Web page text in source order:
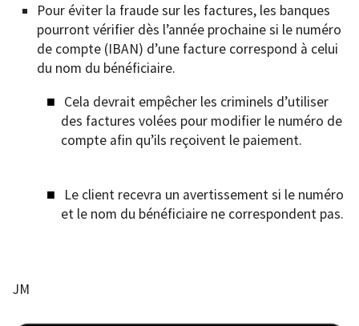
Pour éviter la fraude sur les factures, les banques
pourront vérifier dès l’année prochaine si le numéro
de compte (IBAN) d’une facture correspond à celui
du nom du bénéficiaire.
Cela devrait empêcher les criminels d’utiliser
des factures volées pour modifier le numéro de
compte afin qu’ils reçoivent le paiement.
Le client recevra un avertissement si le numéro
et le nom du bénéficiaire ne correspondent pas.
JM